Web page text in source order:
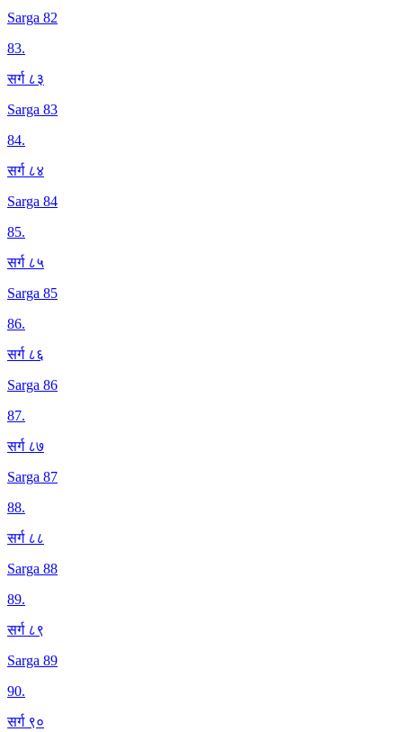
Sarga 82
83.
सर्ग ८३
Sarga 83
84.
सर्ग ८४
Sarga 84
85.
सर्ग ८५
Sarga 85
86.
सर्ग ८६
Sarga 86
87.
सर्ग ८७
Sarga 87
88.
सर्ग ८८
Sarga 88
89.
सर्ग ८९
Sarga 89
90.
सर्ग ९०